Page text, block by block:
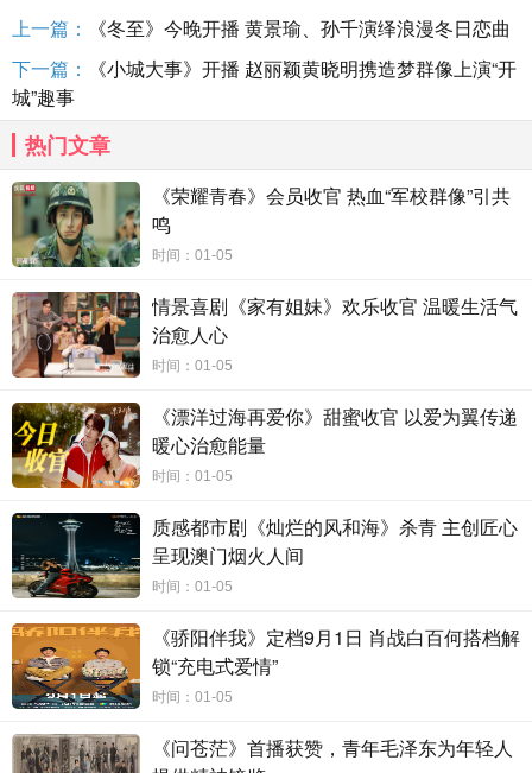
城市的双向奔赴，保险精英张招远（胡歌 饰）告别摩
天大楼，带着“牦牛保险” 深入藏区。从最初对高原生
活的陌生
敬畏，在守护小牦牛
的自我成长；《红树流年》中，由张颂文饰演的陈鹏
谦，从只 关注经济开发转向红树林保护的转变，印证
了经济发展与生态保护并行的发展理念
档》以热腾腾的烟火气串联起南来北往的追梦人，一
碗粉 、几句家常，承载着异乡人的坚守与希冀；《开
市》聚焦深交所初创时期的探索，以创业者的执着展
现市场经济发展的蓬勃生机；《微光》则刻画了年轻
人在科技创新领域的屡败屡战，用相互支撑的信念点
亮创业之路。剧集故事或诙谐励志，或诗意深沉，或
温情脉脉，或悬念反转，
上的力量。
上一篇：
《冬至》今晚开播 黄景瑜、孙千演绎浪漫冬日恋曲
下一篇：
《小城大事》开播 赵丽颖黄晓明携造梦群像上演“开
城”趣事
热门文章
《荣耀青春》会员收官 热血“军校群像”引共
鸣
时间：01-05
情景喜剧《家有姐妹》欢乐收官 温暖生活气
治愈人心
时间：01-05
《漂洋过海再爱你》甜蜜收官 以爱为翼传递
暖心治愈能量
时间：01-05
质感都市剧《灿烂的风和海》杀青 主创匠心
呈现澳门烟火人间
时间：01-05
《骄阳伴我》定档9月1日 肖战白百何搭档解
锁“充电式爱情”
时间：01-05
《问苍茫》首播获赞，青年毛泽东为年轻人